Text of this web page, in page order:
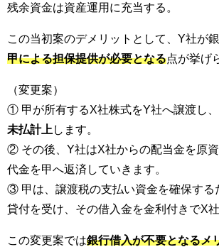
残余資金は資産運用に充当する。
この当初案のデメリットとして、Y社が
甲による担保提供が必要となる点が挙げ
（変更案）
① 甲が所有するX社株式をY社へ譲渡し
未払計上 します。
② その後、Y社はX社からの配当金を原
代金を甲へ返済していきます。
③ 甲は、譲渡税の支払い資金を確保する
貸付を受け、その借入金を金利付きでX
この変更案では銀行借入が不要となるメ